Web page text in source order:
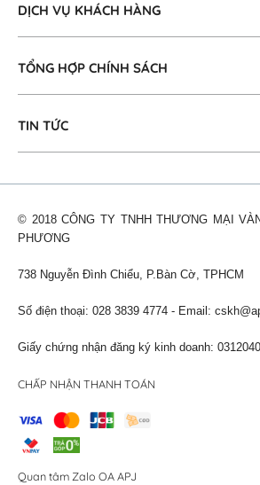
DỊCH VỤ KHÁCH HÀNG
TỔNG HỢP CHÍNH SÁCH
TIN TỨC
© 2018 CÔNG TY TNHH THƯƠNG MẠI
PHƯƠNG
738 Nguyễn Đình Chiểu, P.Bàn Cờ, TPHCM
Số điện thoại: 028 3839 4774 - Email:
Giấy chứng nhận đăng ký kinh doanh:
CHẤP NHẬN THANH TOÁN
Quan tâm Zalo OA APJ